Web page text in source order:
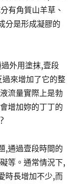
有角質山羊草、
分是形成凝膠的
外用塗抹,壹段
來增加了它的整
流量實際上是勃
增加妳的丁丁的
,通過壹段時間的
等。通常情況下,
時長增加不少,而